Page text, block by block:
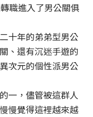
職進入了男公關俱
十年的弟弟型男公
、還有沉迷手遊的
次元的個性派男公
一，儘管被這群人
慢覺得這裡越來越